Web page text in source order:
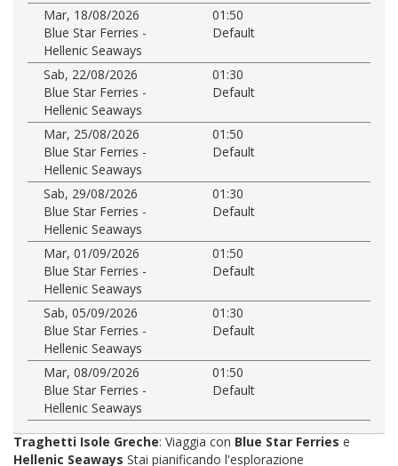
Mar, 18/08/2026
01:50
Blue Star Ferries -
Hellenic Seaways
Default
Sab, 22/08/2026
01:30
Blue Star Ferries -
Hellenic Seaways
Default
Mar, 25/08/2026
01:50
Blue Star Ferries -
Hellenic Seaways
Default
Sab, 29/08/2026
01:30
Blue Star Ferries -
Hellenic Seaways
Default
Mar, 01/09/2026
01:50
Blue Star Ferries -
Hellenic Seaways
Default
Sab, 05/09/2026
01:30
Blue Star Ferries -
Hellenic Seaways
Default
Mar, 08/09/2026
01:50
Blue Star Ferries -
Hellenic Seaways
Default
Traghetti Isole Greche: Viaggia con Blue Star Ferries e
Hellenic Seaways Stai pianificando l'esplorazione